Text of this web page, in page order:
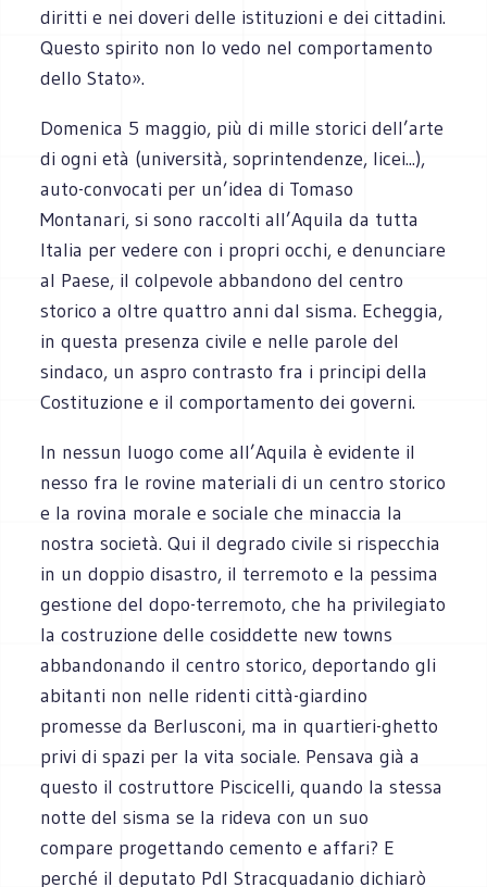
diritti e nei doveri delle istituzioni e dei cittadini.
Questo spirito non lo vedo nel comportamento
dello Stato».
Domenica 5 maggio, più di mille storici dell’arte
di ogni età (università, soprintendenze, licei...),
auto-convocati per un’idea di Tomaso
Montanari, si sono raccolti all’Aquila da tutta
Italia per vedere con i propri occhi, e denunciare
al Paese, il colpevole abbandono del centro
storico a oltre quattro anni dal sisma. Echeggia,
in questa presenza civile e nelle parole del
sindaco, un aspro contrasto fra i principi della
Costituzione e il comportamento dei governi.
In nessun luogo come all’Aquila è evidente il
nesso fra le rovine materiali di un centro storico
e la rovina morale e sociale che minaccia la
nostra società. Qui il degrado civile si rispecchia
in un doppio disastro, il terremoto e la pessima
gestione del dopo-terremoto, che ha privilegiato
la costruzione delle cosiddette new towns
abbandonando il centro storico, deportando gli
abitanti non nelle ridenti città-giardino
promesse da Berlusconi, ma in quartieri-ghetto
privi di spazi per la vita sociale. Pensava già a
questo il costruttore Piscicelli, quando la stessa
notte del sisma se la rideva con un suo
compare progettando cemento e affari? E
perché il deputato Pdl Stracquadanio dichiarò